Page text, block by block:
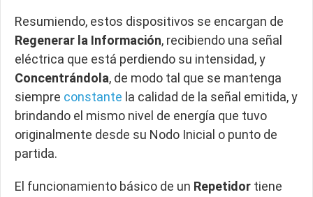
Resumiendo, estos dispositivos se encargan de
Regenerar la Información, recibiendo una señal
eléctrica que está perdiendo su intensidad, y
Concentrándola, de modo tal que se mantenga
siempre constante la calidad de la señal emitida, y
brindando el mismo nivel de energía que tuvo
originalmente desde su Nodo Inicial o punto de
partida.
El funcionamiento básico de un Repetidor tiene